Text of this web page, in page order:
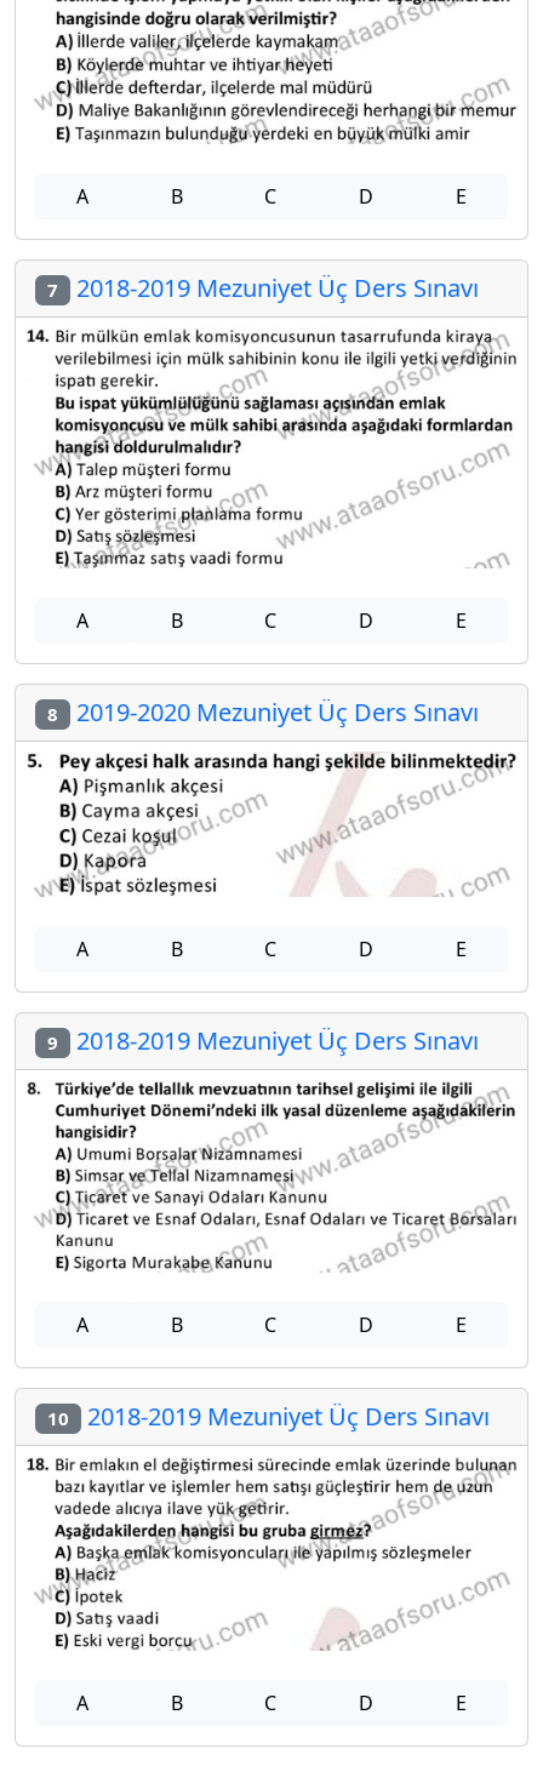
A B C D E
7 2018-2019 Mezuniyet Üç Ders Sınavı
A B C D E
8 2019-2020 Mezuniyet Üç Ders Sınavı
A B C D E
9 2018-2019 Mezuniyet Üç Ders Sınavı
A B C D E
10 2018-2019 Mezuniyet Üç Ders Sınavı
A B C D E